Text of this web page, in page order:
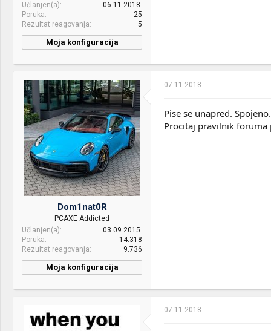
Učlanjen(a)
06.11.2018.
Poruka
25
Rezultat reagovanja
5
Moja konfiguracija
Dom1nat0R
PCAXE Addicted
Učlanjen(a)
03.09.2015.
Poruka
14.318
Rezultat reagovanja
9.736
Moja konfiguracija
Arctic Liquid Freezer II 360
Motherboard:
ASUS Maximus XII HERO
(WI-FI)
07.11.2018.
Pise se unapred. Spojeno.
Procitaj pravilnik foruma
07.11.2018.